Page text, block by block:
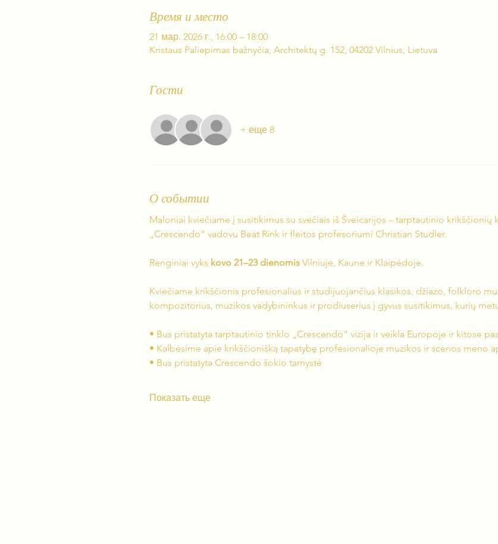
Время и место
21 мар. 2026 г., 16:00 – 18:00
Kristaus Paliepimas bažnyčia, Architektų g. 152, 04202 Vilnius, Lietuva
Гости
+ еще 8
О событии
Maloniai kviečiame į susitikimus su svečiais iš Šveicarijos – tarptautinio krikščionių
„Crescendo“ vadovu Beat Rink ir fleitos profesoriumi Christian Studler.
Renginiai vyks kovo 21–23 dienomis Vilniuje, Kaune ir Klaipėdoje.
Kviečiame krikščionis profesionalius ir studijuojančius klasikos, džiazo, folkloro
kompozitorius, muzikos vadybininkus ir prodiuserius į gyvus susitikimus, kurių
• Bus pristatyta tarptautinio tinklo „Crescendo“ vizija ir veikla Europoje ir kitose
• Kalbėsime apie krikščionišką tapatybę profesionalioje muzikos ir scenos meno
• Bus pristatyta Crescendo šokio tarnystė
Показать еще